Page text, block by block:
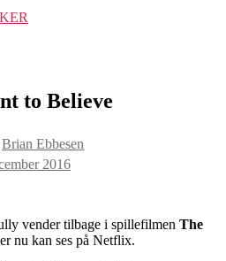
to Believe
Brian Ebbesen
2016
vender tilbage i spillefilmen The
nu kan ses på Netflix.